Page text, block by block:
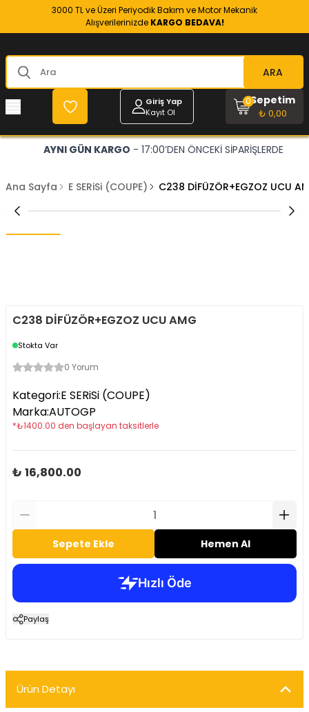
3000 TL ve Üzeri Periyodik Bakım ve Motor Mekanik
Alışverilerinizde KARGO BEDAVA!
ARA
Giriş Yap
Kayıt Ol
Sepetim
₺ 0,00
0
AYNI GÜN KARGO - 17:00’DEN ÖNCEKİ SİPARİŞLERDE
Ana Sayfa E SERiSi (COUPE) C238 DİFÜZÖR+EGZOZ UCU
C238 DİFÜZÖR+EGZOZ UCU AMG
Stokta Var
0 Yorum
Kategori:E SERiSi (COUPE)
Marka:AUTOGP
*₺1400.00 den başlayan taksitlerle
₺ 16,800.00
Sepete Ekle Hemen Al
Paylaş
Ürün Detayı